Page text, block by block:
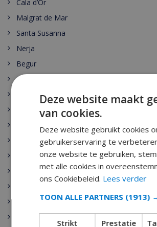
Cala d’Or
Malgrat de Mar
Santa Susanna
Nerja
Begur
Escala
Palamos
Playa de Aro
Sant Antoni de Calonge
Tamariu
Pineda de Mar
Deze website maakt
van cookies.
Deze website gebruikt cookies
gebruikerservaring te
onze website te gebruiken,
met alle cookies in
ons Cookiebeleid. Lees verder
TOON ALLE PARTNERS (1913)
Strikt
Prestatie